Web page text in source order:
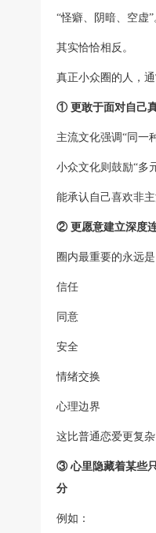
“怪癖、阴暗、空虚”
其实恰恰相反。
真正小众圈的人，
① 更敢于面对自己
主流文化强调“同一
小众文化则鼓励“多
能承认自己喜欢非
② 更愿意建立深度
圈内最重要的永远是
信任
同意
安全
情绪交换
心理边界
这比普通恋爱更复杂
③ 心里隐藏着某些
分
例如：